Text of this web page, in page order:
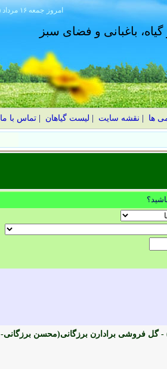
۱۴۰۵ جمعه ۱۶ مرداد امروز
باغبانی و فضای سبز
ها نقشه سایت لیست گیاهان |تماس با ما
گل فروشی برادارن برزگانی(محسن برزگانی-